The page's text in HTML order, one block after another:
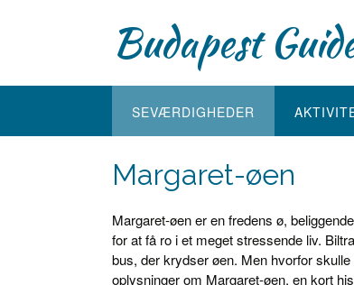
Budapest
SEVÆRDIGHEDER
Margaret-øen
Margaret-øen er en fredens ø,
for at få ro i et meget stressende liv.
bus, der krydser øen. Men hvorfor
oplysninger om Margaret-øen, en kort